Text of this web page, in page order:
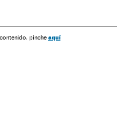
19
social
pinche aquí